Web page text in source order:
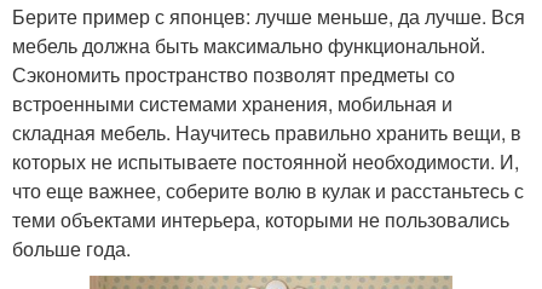
Берите пример с японцев: лучше меньше, да лучше. Вся
мебель должна быть максимально функциональной.
Сэкономить пространство позволят предметы со
встроенными системами хранения, мобильная и
складная мебель. Научитесь правильно хранить вещи, в
которых не испытываете постоянной необходимости. И,
что еще важнее, соберите волю в кулак и расстаньтесь с
теми объектами интерьера, которыми не пользовались
больше года.